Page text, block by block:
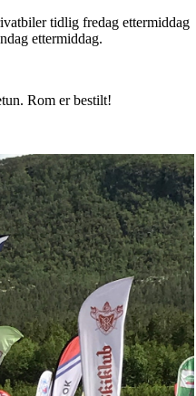
tidlig fredag ettermiddag
ettermiddag.
Rom er bestilt!